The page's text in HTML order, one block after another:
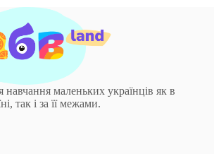
навчання маленьких українців як в
так і за її межами.